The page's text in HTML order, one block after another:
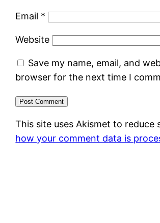
Email *
Website
Save my name, email, and
browser for the next time I
This site uses Akismet to reduce
how your comment data is